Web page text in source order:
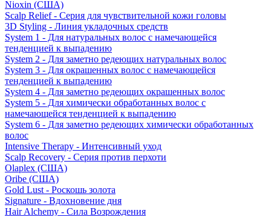
Nioxin (США)
Scalp Relief - Серия для чувствительной кожи головы
3D Styling - Линия укладочных средств
System 1 - Для натуральных волос с намечающейся
тенденцией к выпадению
System 2 - Для заметно редеющих натуральных волос
System 3 - Для окрашенных волос с намечающейся
тенденцией к выпадению
System 4 - Для заметно редеющих окрашенных волос
System 5 - Для химически обработанных волос с
намечающейся тенденцией к выпадению
System 6 - Для заметно редеющих химически обработанных
волос
Intensive Therapy - Интенсивный уход
Scalp Recovery - Серия против перхоти
Olaplex (США)
Oribe (США)
Gold Lust - Роскошь золота
Signature - Вдохновение дня
Hair Alchemy - Сила Возрождения